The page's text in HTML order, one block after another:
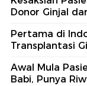
Donor Ginjal
Pertama di
Transplantasi
Awal Mula
Babi, Punya